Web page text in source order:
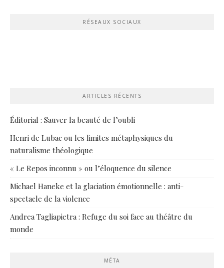
RÉSEAUX SOCIAUX
ARTICLES RÉCENTS
Éditorial : Sauver la beauté de l’oubli
Henri de Lubac ou les limites métaphysiques du
naturalisme théologique
« Le Repos inconnu » ou l’éloquence du silence
Michael Haneke et la glaciation émotionnelle : anti-
spectacle de la violence
Andrea Tagliapietra : Refuge du soi face au théâtre du
monde
MÉTA